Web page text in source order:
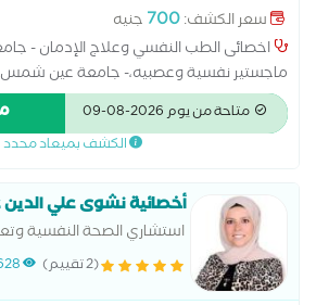
سعر الكشف:700 جنيه
اخصائى الطب النفسي وعلاج الإدمان -
ماجستير نفسية وعصبيه،- جامعة عين شمس
والإلتزام والعلاج المعرفي السلوكي لإضرابات
الجدلي السلوكي متخصص فى حالات الادمان و
المشاكل الزوجية و الاكتئاب و القلق
متاحة من يوم 2026-08-09
الكشف بميعاد محدد
أخصائية نشوى علي
استشاري الصحة النفسية
والمراهقين (2 تقييم)